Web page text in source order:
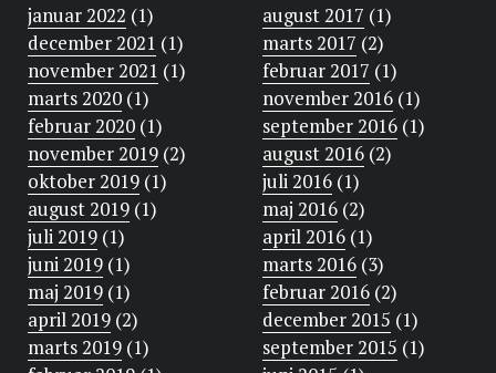
januar 2022 (1)
december 2021 (1)
november 2021 (1)
marts 2020 (1)
februar 2020 (1)
november 2019 (2)
oktober 2019 (1)
august 2019 (1)
juli 2019 (1)
juni 2019 (1)
maj 2019 (1)
april 2019 (2)
marts 2019 (1)
august 2017 (1)
marts 2017 (2)
februar 2017 (1)
november 2016(1)
september 2016(1)
august 2016(2)
juli 2016(1)
maj 2016(2)
april 2016(1)
marts 2016(3)
februar 2016(2)
december 2015 (1)
september 2015 (1)